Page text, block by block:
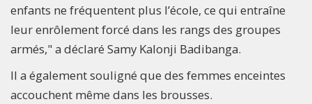
enfants ne fréquentent plus l’école, ce qui entraîne
leur enrôlement forcé dans les rangs des groupes
armés," a déclaré Samy Kalonji Badibanga.
Il a également souligné que des femmes enceintes
accouchent même dans les brousses.